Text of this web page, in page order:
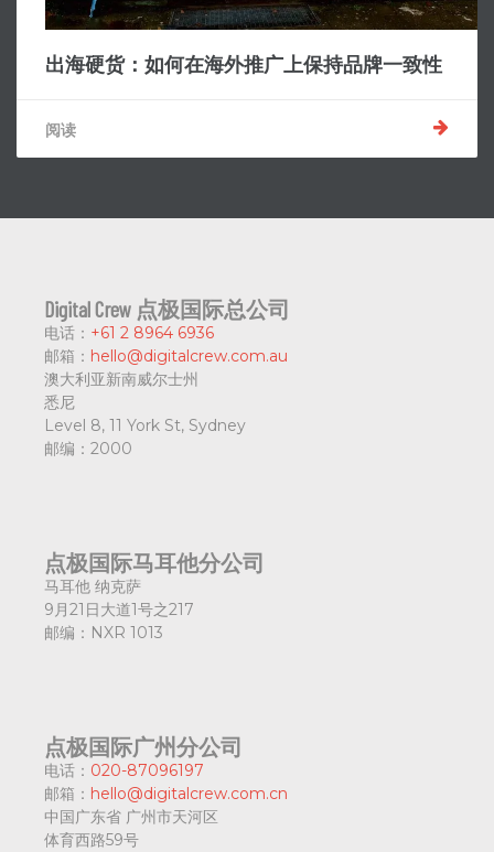
出海硬货：如何在海外推广上保持品牌一致性
阅读
Digital Crew 点极国际总公司
电话： +61 2 8964 6936
邮箱： hello@digitalcrew.com.au
澳大利亚新南威尔士州
悉尼
Level 8, 11 York St, Sydney
邮编： 2000
点极国际马耳他分公司
马耳他 纳克萨
9月21日大道1号之217
邮编： NXR 1013
点极国际广州分公司
电话： 020-87096197
邮箱： hello@digitalcrew.com.cn
中国广东省 广州市天河区
体育西路59号